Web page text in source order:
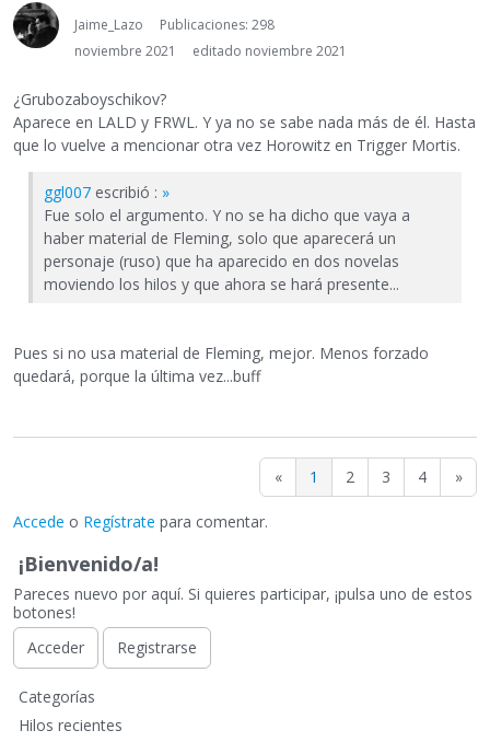
Jaime_Lazo
Publicaciones: 298
noviembre 2021
editado noviembre 2021
¿Grubozaboyschikov?
Aparece en LALD y FRWL. Y ya no se sabe nada más de él. Hasta
que lo vuelve a mencionar otra vez Horowitz en Trigger Mortis.
ggl007 escribió : »
Fue solo el argumento. Y no se ha dicho que vaya a
haber material de Fleming, solo que aparecerá un
personaje (ruso) que ha aparecido en dos novelas
moviendo los hilos y que ahora se hará presente...
Pues si no usa material de Fleming, mejor. Menos forzado
quedará, porque la última vez...buff
« 1 2 3 4 »
Accede o Regístrate para comentar.
¡Bienvenido/a!
Pareces nuevo por aquí. Si quieres participar, ¡pulsa uno de estos
botones!
Acceder
Registrarse
E
n
Categorías
Hilos recientes